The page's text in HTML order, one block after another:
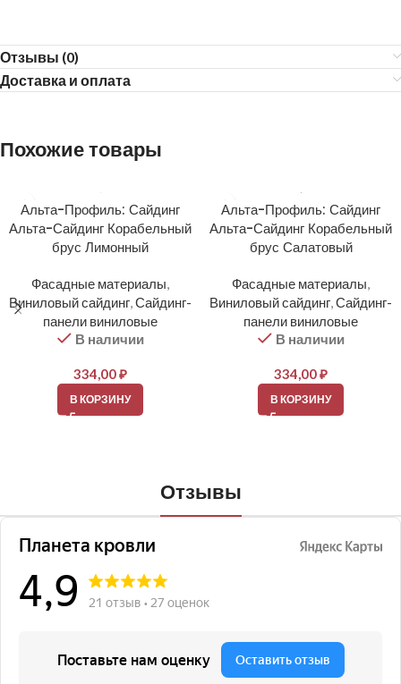
Отзывы (0)
Доставка и оплата
Похожие товары
Альта-Профиль: Сайдинг
Альта-Сайдинг Корабельный
брус Лимонный
Фасадные материалы,
Виниловый сайдинг,Сайдинг-
панели виниловые
В наличии
334,00₽
В КОРЗИНУ
Альта-Профиль: Сайдинг
Альта-Сайдинг Корабельный
брус Салатовый
Фасадные материалы,
Виниловый сайдинг,Сайдинг-
панели виниловые
В наличии
334,00₽
В КОРЗИНУ
Отзывы